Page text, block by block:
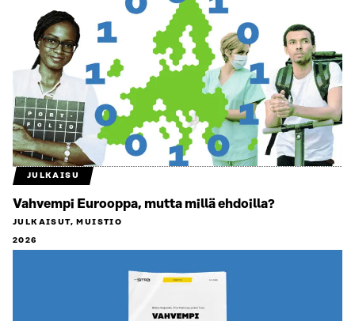
JULKAISU
Vahvempi Eurooppa, mutta millä ehdoilla?
JULKAISUT, MUISTIO
2026